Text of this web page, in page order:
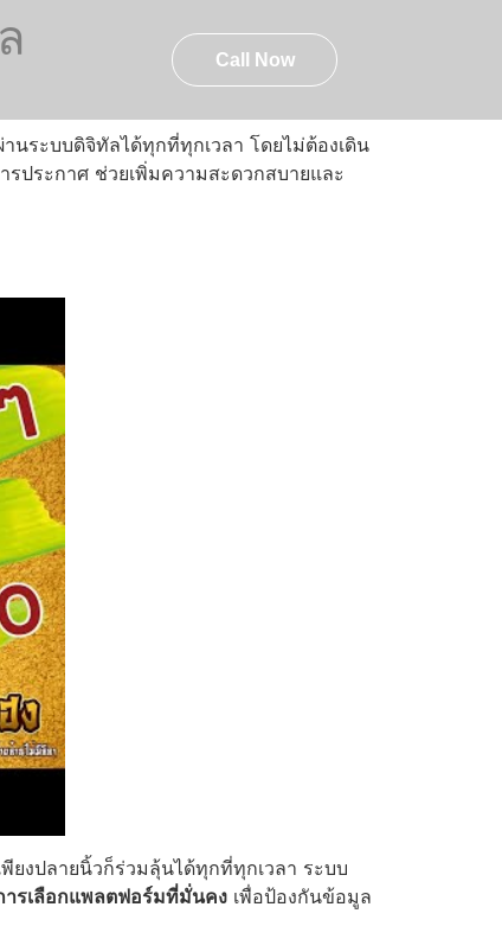
Call Now
757-329-2888
นระบบดิจิทัลได้ทุกที่ทุกเวลา โดยไม่ต้องเดิน
ประกาศ ช่วยเพิ่มความสะดวกสบายและ
ยงปลายนิ้วก็ร่วมลุ้นได้ทุกที่ทุกเวลา ระบบ
รเลือกแพลตฟอร์มที่มั่นคง เพื่อป้องกันข้อมูล